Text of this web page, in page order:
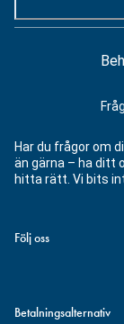
Har du frågor om
än gärna – ha ditt
hitta rätt. Vi bits
Följ oss
Betalningsalternativ